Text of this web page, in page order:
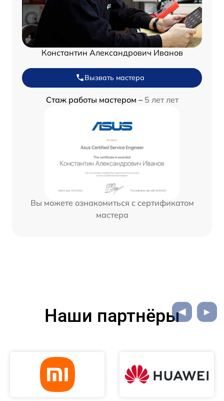
Константин Александрович Иванов
Вызвать мастера
Стаж работы мастером – 5 лет лет
Вы можете ознакомиться с сертификатом
мастера
Наши партнёры